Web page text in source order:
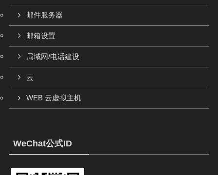
邮件服务器
邮箱设置
局域网/电话建设
云
WEB 云虚拟主机
WeChat公式ID